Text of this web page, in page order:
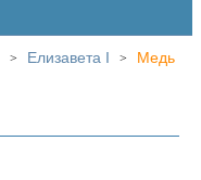
> Елизавета I > Медь